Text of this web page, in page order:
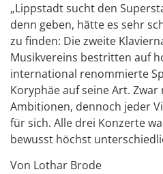
„Lippstadt sucht den
denn geben, hätte es sehr
zu finden: Die zweite
Musikvereins bestritten auf
international renommierte
Koryphäe auf seine Art.
Ambitionen, dennoch jeder
für sich. Alle drei Konzerte
bewusst höchst
Von Lothar Brode